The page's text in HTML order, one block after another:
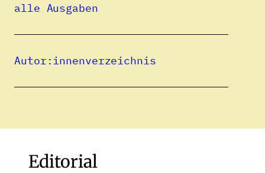
alle Ausgaben
Autor:innenverzeichnis
Inhaltsverzeichn
is
Editorial